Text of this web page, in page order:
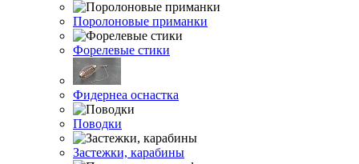
Поролоновые приманки
Форелевые стики
Фидернеа оснастка
Поводки
Застежки, карабины